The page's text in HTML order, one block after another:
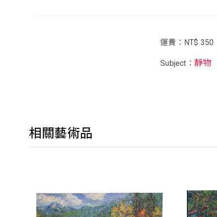
運費：NT$ 350
Subject： 靜物
相關藝術品